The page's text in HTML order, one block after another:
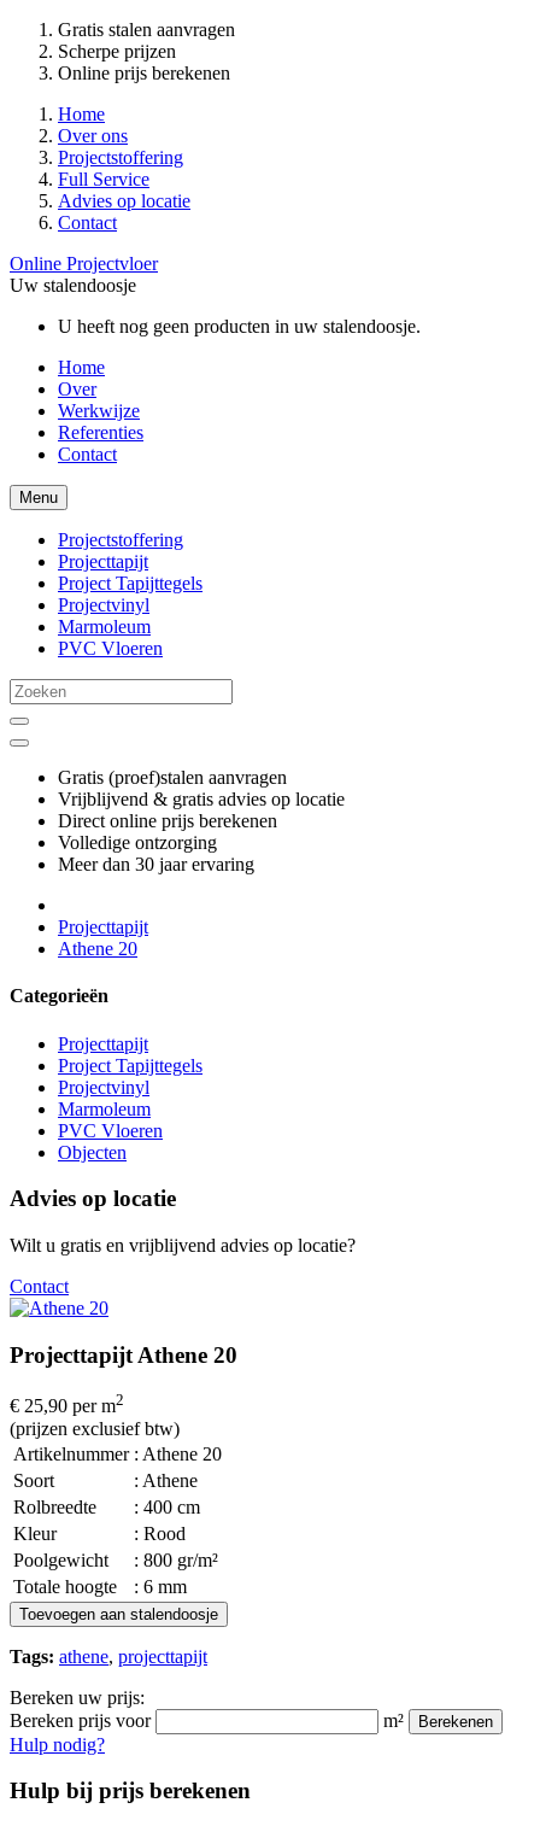
Gratis stalen aanvragen
Scherpe prijzen
Online prijs berekenen
Home
Over ons
Projectstoffering
Full Service
Advies op locatie
Contact
Online Projectvloer
Uw stalendoosje
U heeft nog geen producten in uw stalendoosje.
Home
Over
Werkwijze
Referenties
Contact
Menu
Projectstoffering
Projecttapijt
Project Tapijttegels
Projectvinyl
Marmoleum
PVC Vloeren
Gratis (proef)stalen aanvragen
Vrijblijvend & gratis advies op locatie
Direct online prijs berekenen
Volledige ontzorging
Meer dan 30 jaar ervaring
Projecttapijt
Athene 20
Categorieën
Projecttapijt
Project Tapijttegels
Projectvinyl
Marmoleum
PVC Vloeren
Objecten
Advies op locatie
Wilt u gratis en vrijblijvend advies op locatie?
Contact
Projecttapijt Athene 20
€ 25,90 per m2
(prijzen exclusief btw)
Artikelnummer : Athene 20
Soort
: Athene
Rolbreedte
: 400 cm
Kleur
: Rood
Poolgewicht
: 800 gr/m²
Totale hoogte
: 6 mm
Toevoegen aan stalendoosje
Tags: athene, projecttapijt
Bereken uw prijs:
Bereken prijs voor
m² Berekenen
Hulp nodig?
Hulp bij prijs berekenen